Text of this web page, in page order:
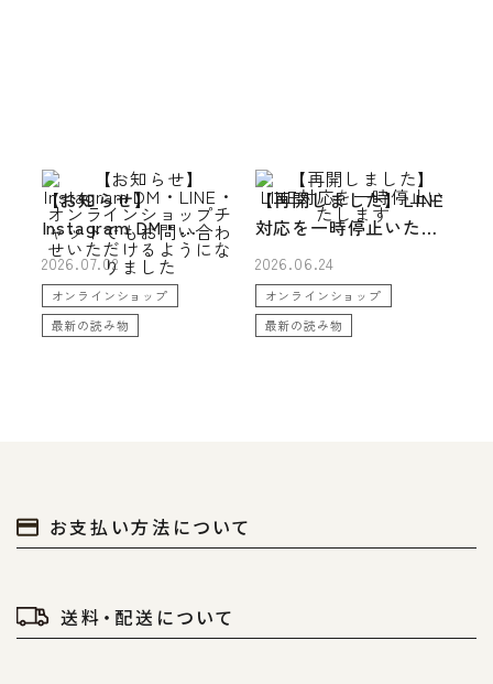
【お知らせ】
Instagram DM・
LINE・オンラインショ
ップチャットでもお問
い合わせいただけるよ
うになりました
2026.07.02
オンラインショップ
最新の読み物
【再開しました】LINE
対応を一時停止いたし
ます
2026.06.24
オンラインショップ
最新の読み物
お支払い方法について
送料・配送について